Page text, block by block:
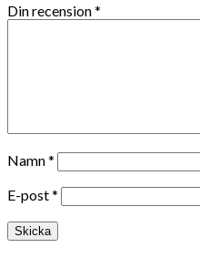
Din recension*
Namn*
E-post*